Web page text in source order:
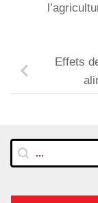
Effets
Rechercher